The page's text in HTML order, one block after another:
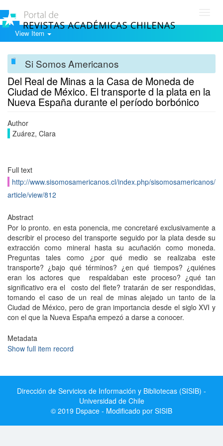
View Item
Si Somos Americanos
Del Real de Minas a la Casa de Moneda de
Ciudad de México. El transporte d la plata en la
Nueva España durante el período borbónico
Author
Zuárez, Clara
Full text
http://www.sisomosamericanos.cl/index.php/sisomosamericanos/
article/view/812
Abstract
Por lo pronto. en esta ponencia, me concretaré exclusivamente a
describir el proceso del transporte seguido por la plata desde su
extracción como mineral hasta su acuñación como moneda.
Preguntas tales como ¿por qué medio se realizaba este
transporte? ¿bajo qué términos? ¿en qué tiempos? ¿quiénes
eran los actores que respaldaban este proceso? ¿qué tan
significativo era el costo del flete? tratarán de ser respondidas,
tomando el caso de un real de minas alejado un tanto de la
Ciudad de México, pero de gran importancia desde el siglo XVI y
con el que la Nueva España empezó a darse a conocer.
Metadata
Show full item record
Dirección de Servicios de Información y Bibliotecas (SISIB) -
Universidad de Chile
© 2019 Dspace - Modificado por SISIB